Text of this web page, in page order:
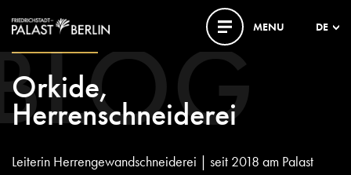
MENU DE
Orkide,
Herrenschneiderei
Leiterin Herrengewandschneiderei | seit 2018 am Palast